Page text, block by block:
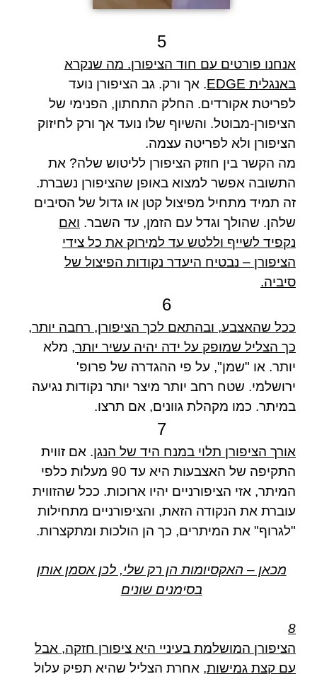
5
אנחנו פורטים עם חוד הציפורן. מה שנקרא
באנגלית EDGE
. אך ורק. גב הציפורן נועד
לפריטת אקורדים. החלק התחתון, הפנימי של
הציפורן-מבוטל. והשיוף שלו נועד אך ורק לחיזוק
הציפורן ולא לפריטה עצמה.
מה הקשר בין חוזק הציפורן לליטוש שלה? את
התשובה אפשר למצוא באופן שהציפורן נשברת.
זה תמיד מתחיל מפיצול קטן או גדול של הסיבים
שלהן. שהולך וגדל עם הזמן, עד השבר. ואם
נקפיד לשייף וללטש עד למירוק את כל צידי
הציפורן – נבטיח היעדר נקודות הפיצול של
סיביה.
6
ככל שהאצבע, ובהתאם לכך הציפורן, רחבה יותר,
כך הצליל שמופק על ידה יהיה עשיר יותר, מלא
יותר. או "שמן", על פי ההגדרה של פרופ'
ירושלמי. שטח רחב יותר מיצר יותר נקודות נגיעה
במיתר. כמו מקהלת גוונים, אם תרצו.
7
אורך הציפורן תלוי במנח היד של הנגן. אם זווית
התקיפה של האצבעות היא עד 90 מעלות כלפי
המיתר, אזי הציפורניים יהיו ארוכות. ככל שהזווית
עוברת את הנקודה הזאת, והציפורניים מתחילות
"לגרוף" את המיתרים, כך הן הולכות ומתקצרות.
מכאן – האקסיומות הן רק שלי, לכן אסמן אותן
בסימנים שונים
8
הציפורן המושלמת בעיניי היא ציפורן חזקה, אבל
עם קצת גמישות, אחרת הצליל שהיא תפיק עלול